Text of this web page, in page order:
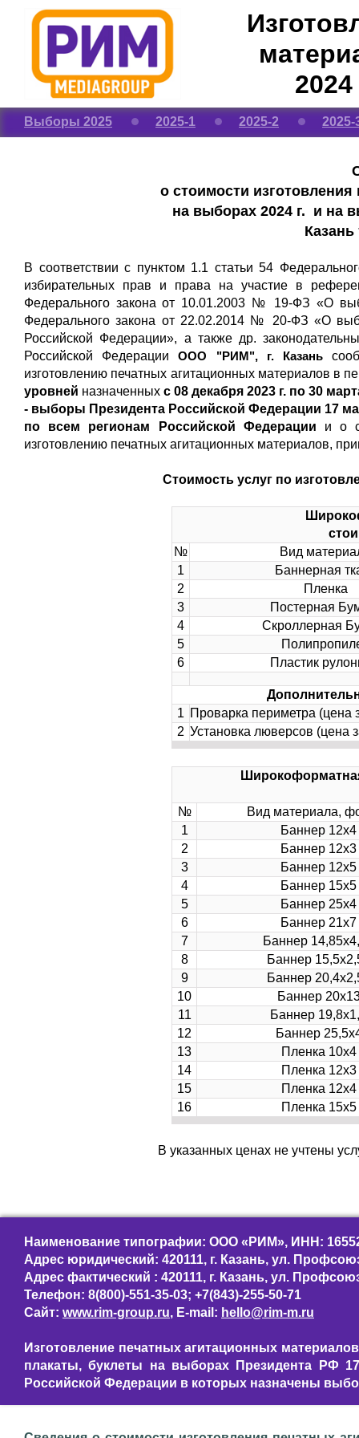
Выборы 2025 2025-1 2025-2 2025-
о стоимости
на выборах 2024 г. и на
В соответствии с пунктом 1.1 статьи 54
избирательных прав и права на участие в
Федерального закона от 10.01.2003 № 19-ФЗ «О
Федерального закона от 22.02.2014 № 20-ФЗ «О
Российской Федерации», а также др.
Российской ФедерацииООО "РИМ", г. Казань
изготовлению печатных агитационных материалов в
уровней назначенных с 08 декабря 2023 г. по 30
- выборы Президента Российской Федерации 17
по всем регионам Российской Федерации и о
изготовлению печатных агитационных материалов,
Стоимость услуг по
№
Вид
1
Баннерная
2
Пленка
3
Постерная
4
Скроллерная
5
6
Пластик
1 Проварка периметра (цена
2 Установка люверсов (цена
№
Вид материала,
1
Баннер 12х4
2
Баннер 12х3
3
Баннер 12х5
4
Баннер 15х5
5
Баннер 25х4
6
Баннер 21х7
7
Баннер
8
Баннер
9
Баннер
10
Баннер
11
Баннер
12
Баннер
13
Пленка 10х4
14
Пленка 12х3
15
Пленка 12х4
16
Пленка 15х5
В указанных ценах не учтены
Наименование типографии: ООО «РИМ», ИНН:
Адрес юридический: 420111, г. Казань, ул.
Адрес фактический : 420111, г. Казань, ул.
Телефон: 8(800)-551-35-03; +7(843)-255-50-71
Сайт: www.rim-group.ru, E-mail: hello@rim-m.ru
Изготовление печатных агитационных
плакаты, буклеты на выборах Президента РФ
Российской Федерации в которых назначены